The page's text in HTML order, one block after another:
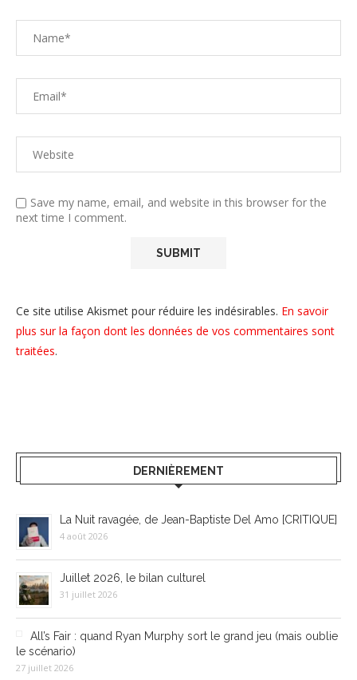
Save my name, email, and website in this browser for the
next time I comment.
Ce site utilise Akismet pour réduire les indésirables. En savoir
plus sur la façon dont les données de vos commentaires sont
traitées.
DERNIÈREMENT
La Nuit ravagée, de Jean-Baptiste Del Amo [CRITIQUE]
4 août 2026
Juillet 2026, le bilan culturel
31 juillet 2026
All’s Fair : quand Ryan Murphy sort le grand jeu (mais oublie
le scénario)
27 juillet 2026